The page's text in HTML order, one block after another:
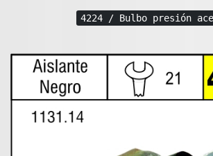
4224 / Bulbo presión